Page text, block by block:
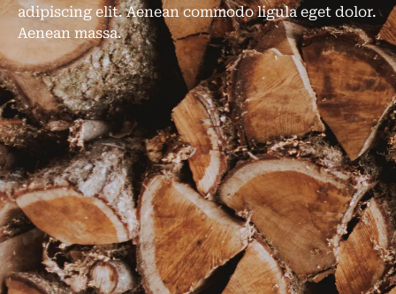
adipiscing elit. Aenean commodo ligula eget dolor.
Aenean massa.